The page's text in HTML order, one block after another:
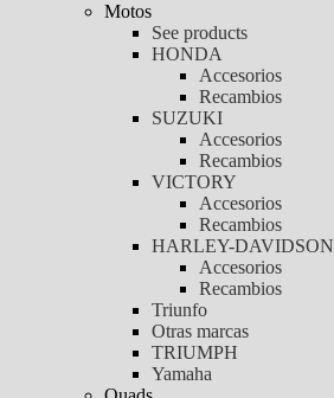
Motos
See products
HONDA
Accesorios
Recambios
SUZUKI
Accesorios
Recambios
VICTORY
Accesorios
Recambios
HARLEY-DAVIDSON
Accesorios
Recambios
Triunfo
Otras marcas
TRIUMPH
Yamaha